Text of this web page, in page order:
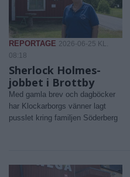
REPORTAGE 2026-06-25 KL.
08:18
Sherlock Holmes-
jobbet i Brottby
Med gamla brev och dagböcker
har Klockarborgs vänner lagt
pusslet kring familjen Söderberg